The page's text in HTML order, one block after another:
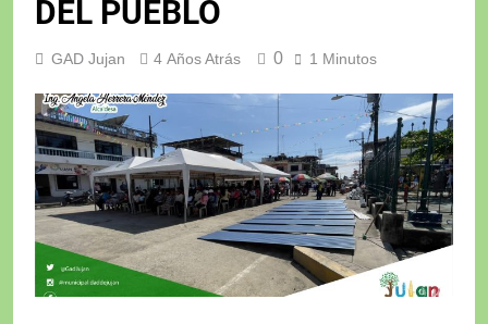
DEL PUEBLO
GAD Jujan 4 Años Atrás 0 1 Minutos